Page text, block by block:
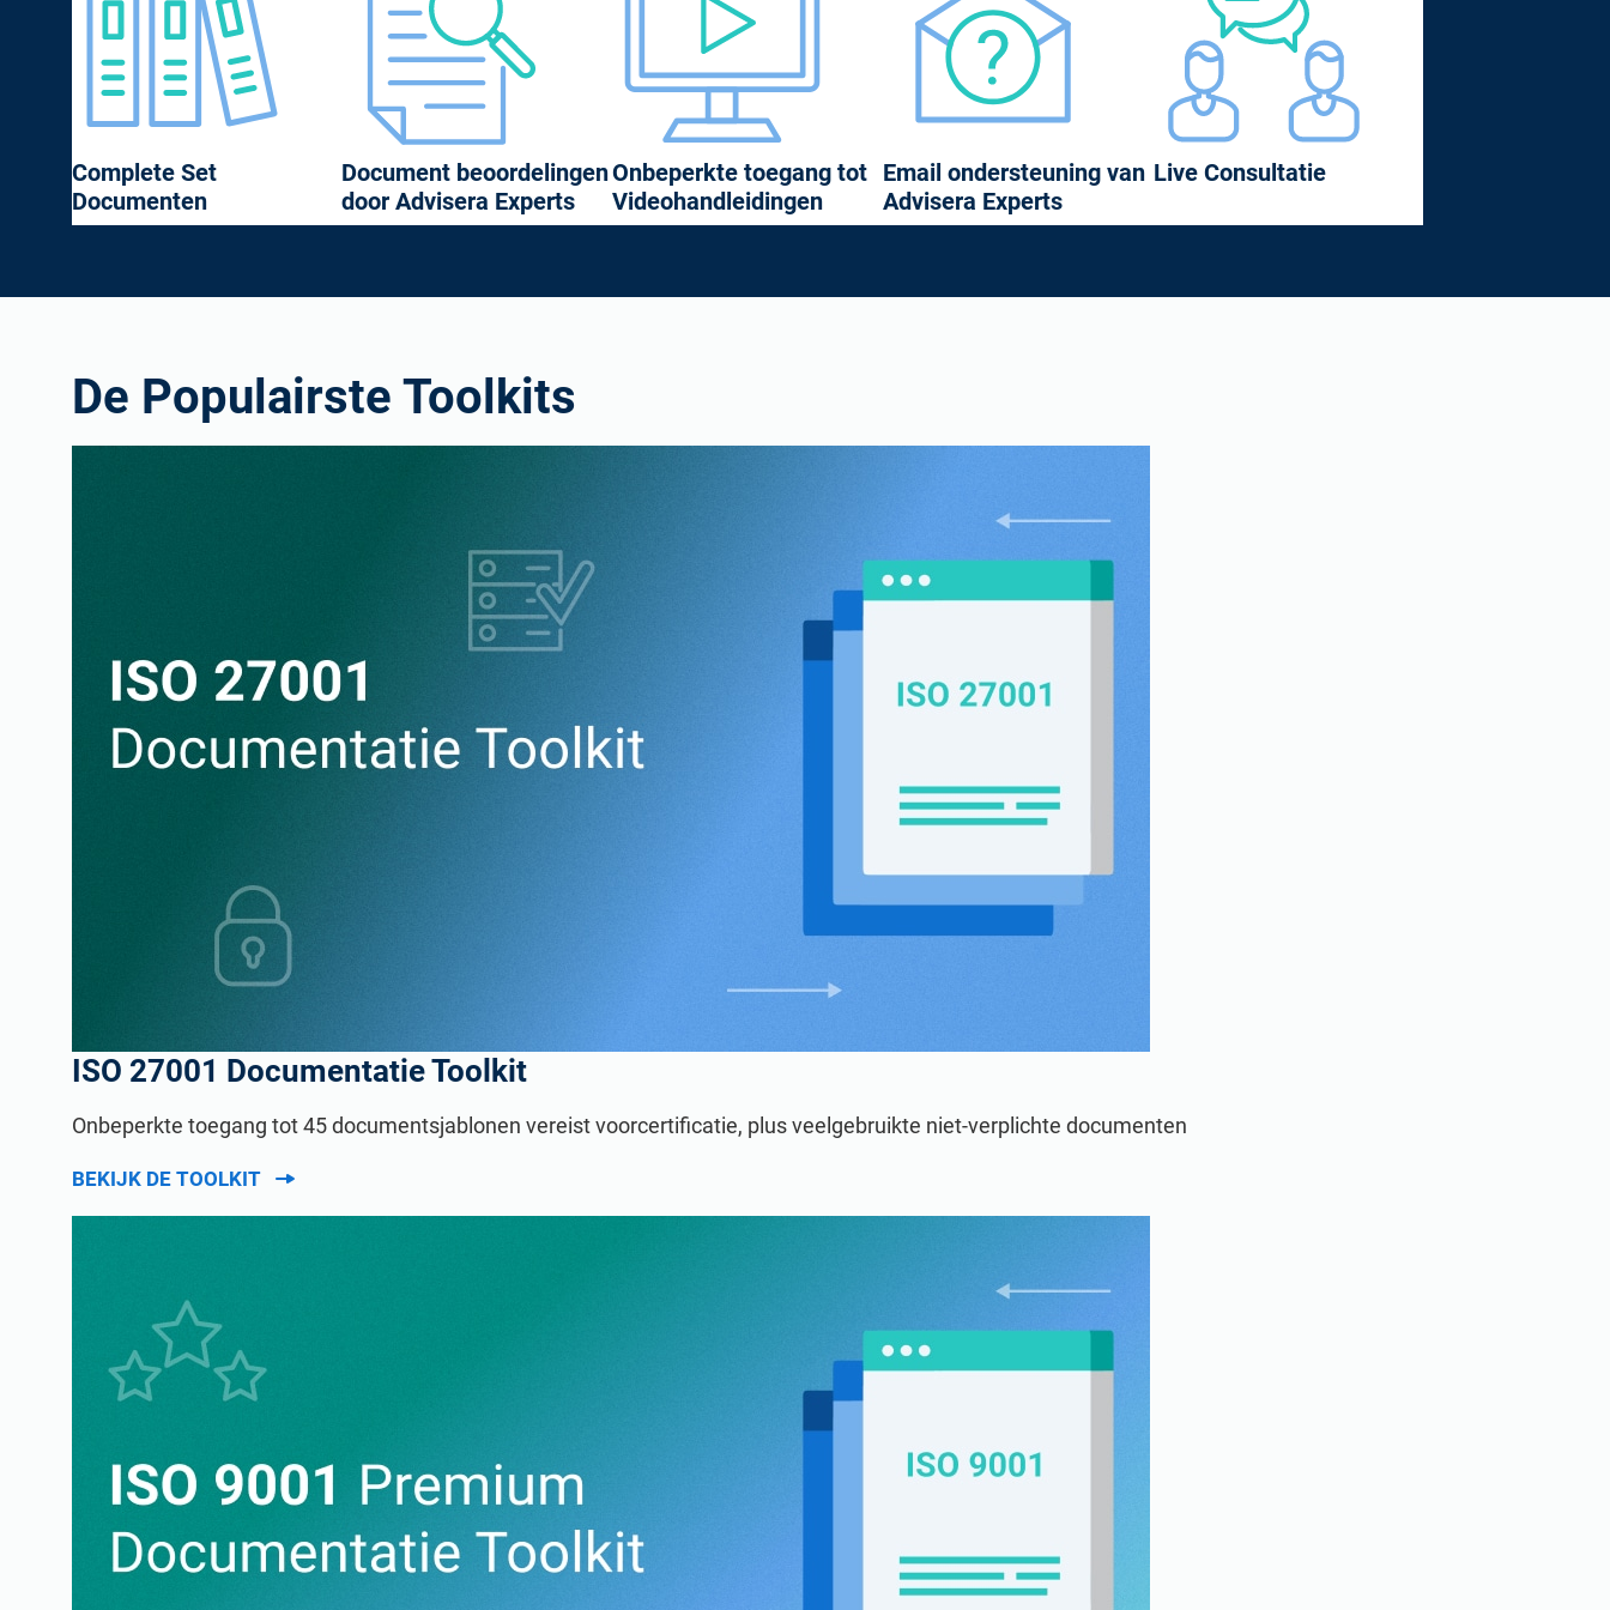
Complete Set
Documenten
Document beoordelingen
door Advisera Experts
Onbeperkte toegang tot
Videohandleidingen
Email ondersteuning van
Advisera Experts
Live Consultatie
De Populairste Toolkits
ISO 27001 Documentatie Toolkit
Onbeperkte toegang tot 45 documentsjablonen vereist voorcertificatie, plus veelgebruikte niet-verplichte documenten
BEKIJK DE TOOLKIT